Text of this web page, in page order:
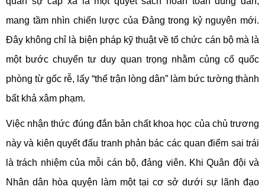
mang tầm nhìn chiến lược của Đảng trong kỷ nguyên mới.
Đây không chỉ là biện pháp kỹ thuật về tổ chức cán bộ mà là
một bước chuyển tư duy quan trọng nhằm củng cố quốc
phòng từ gốc rễ, lấy “thế trận lòng dân” làm bức tường thành
bất khả xâm phạm.
Việc nhận thức đúng đắn bản chất khoa học của chủ trương
này và kiên quyết đấu tranh phản bác các quan điểm sai trái
là trách nhiệm của mỗi cán bộ, đảng viên. Khi Quân đội và
Nhân dân hòa quyện làm một tại cơ sở dưới sự lãnh đạo